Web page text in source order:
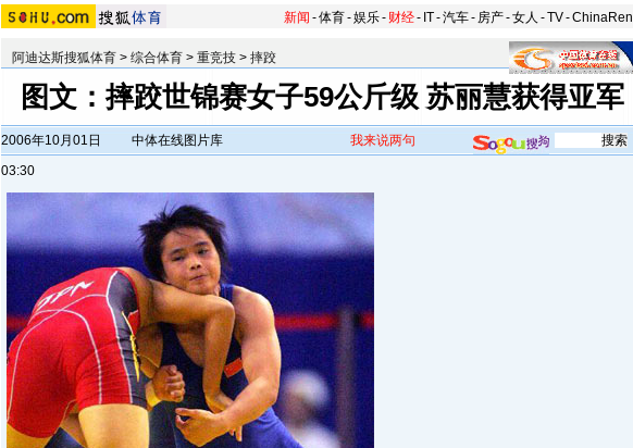
新闻 -体育-娱乐- 财经- IT-汽车- 房产-女人 -TV-ChinaRen
阿迪达斯搜狐体育 > 综合体育 > 重竞技 > 摔跤
图文：摔跤世锦赛女子59公斤级 苏丽慧获得亚军
2006年10月01日
03:30
中体在线图片库 我来说两句